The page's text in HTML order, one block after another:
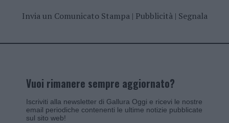
Invia un Comunicato Stampa| Pubblicità| Segnala
Vuoi rimanere sempre aggiornato?
Iscriviti alla newsletter di Gallura Oggi e ricevi le nostre
email periodiche contenenti le ultime notizie pubblicate
sul sito web!